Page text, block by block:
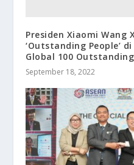
Presiden Xiaomi Wang
‘Outstanding People’ di
Global 100 Outstanding
September 18, 2022